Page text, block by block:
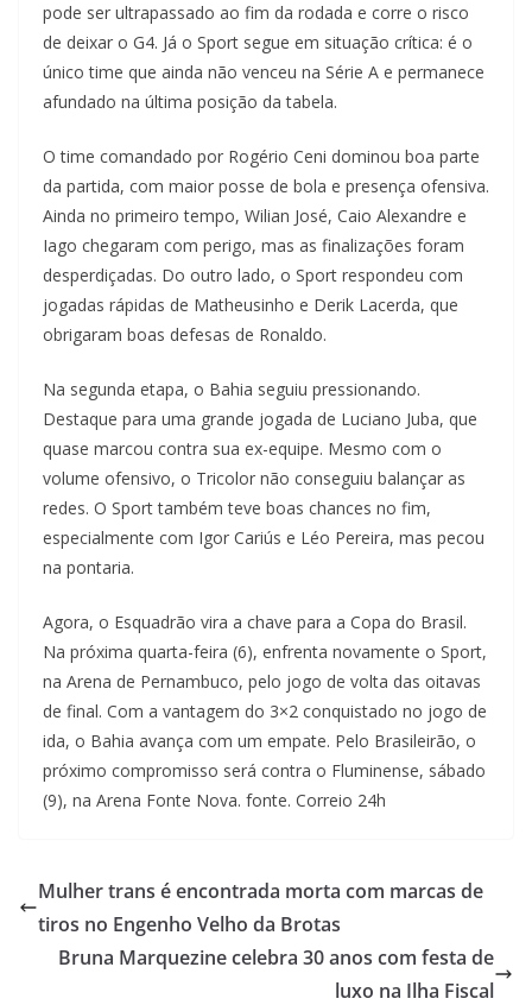
pode ser ultrapassado ao fim da rodada e corre o risco
de deixar o G4. Já o Sport segue em situação crítica: é o
único time que ainda não venceu na Série A e permanece
afundado na última posição da tabela.
O time comandado por Rogério Ceni dominou boa parte
da partida, com maior posse de bola e presença ofensiva.
Ainda no primeiro tempo, Wilian José, Caio Alexandre e
Iago chegaram com perigo, mas as finalizações foram
desperdiçadas. Do outro lado, o Sport respondeu com
jogadas rápidas de Matheusinho e Derik Lacerda, que
obrigaram boas defesas de Ronaldo.
Na segunda etapa, o Bahia seguiu pressionando.
Destaque para uma grande jogada de Luciano Juba, que
quase marcou contra sua ex-equipe. Mesmo com o
volume ofensivo, o Tricolor não conseguiu balançar as
redes. O Sport também teve boas chances no fim,
especialmente com Igor Cariús e Léo Pereira, mas pecou
na pontaria.
Agora, o Esquadrão vira a chave para a Copa do Brasil.
Na próxima quarta-feira (6), enfrenta novamente o Sport,
na Arena de Pernambuco, pelo jogo de volta das oitavas
de final. Com a vantagem do 3×2 conquistado no jogo de
ida, o Bahia avança com um empate. Pelo Brasileirão, o
próximo compromisso será contra o Fluminense, sábado
(9), na Arena Fonte Nova. fonte. Correio 24h
Mulher trans é encontrada morta com marcas de
tiros no Engenho Velho da Brotas
Bruna Marquezine celebra 30 anos com festa de
luxo na Ilha Fiscal